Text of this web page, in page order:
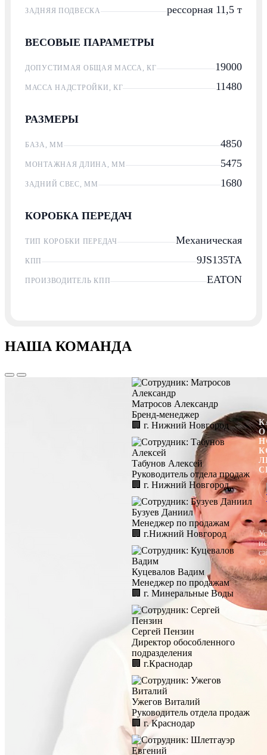
ЗАДНЯЯ ПОДВЕСКА рессорная 11,5 т
ВЕСОВЫЕ ПАРАМЕТРЫ
ДОПУСТИМАЯ ОБЩАЯ МАССА, КГ 19000
МАССА НАДСТРОЙКИ, КГ 11480
РАЗМЕРЫ
БАЗА, ММ 4850
МОНТАЖНАЯ ДЛИНА, ММ 5475
ЗАДНИЙ СВЕС, ММ 1680
КОРОБКА ПЕРЕДАЧ
ТИП КОРОБКИ ПЕРЕДАЧ Механическая
КПП 9JS135TA
ПРОИЗВОДИТЕЛЬ КПП EATON
НАША КОМАНДА
Матросов Александр
Бренд-менеджер
🏢︎ г. Нижний Новгород
Табунов Алексей
Руководитель отдела продаж
🏢︎ г. Нижний Новгород
Бузуев Даниил
Менеджер по продажам
🏢︎ г.Нижний Новгород
Куцевалов Вадим
Менеджер по продажам
🏢︎ г. Минеральные Воды
Сергей Пензин
Директор обособленного
подразделения
🏢︎ г.Краснодар
Ужегов Виталий
Руководитель отдела продаж
🏢︎ г. Краснодар
О
©